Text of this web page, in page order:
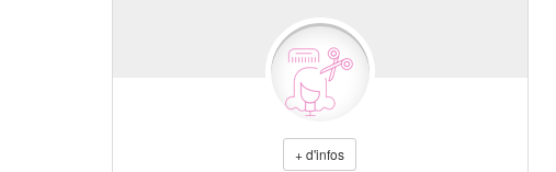
+ d'infos